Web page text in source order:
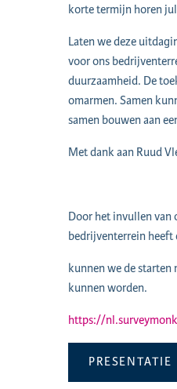
korte termijn horen
Laten we deze
voor ons
duurzaamheid. De
omarmen. Samen
samen bouwen aan
Met dank aan Ruud
Door het invullen van
bedrijventerrein heeft
kunnen we de
kunnen worden.
https://
PRESENTATIE